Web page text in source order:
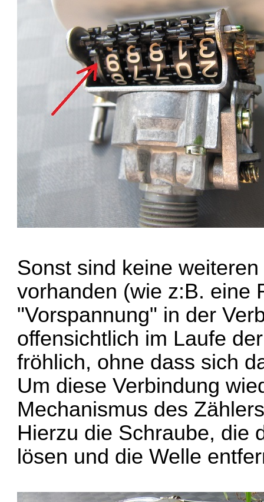
Sonst sind keine
vorhanden (wie z:B. eine
"Vorspannung" in der
offensichtlich im Laufe
fröhlich, ohne dass sich
Um diese Verbindung
Mechanismus des
Hierzu die Schraube, die
lösen und die Welle